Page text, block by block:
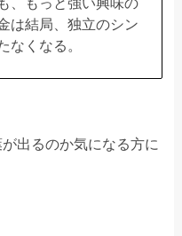
は結局、独立のシン
なくなる。
出るのか気になる方に